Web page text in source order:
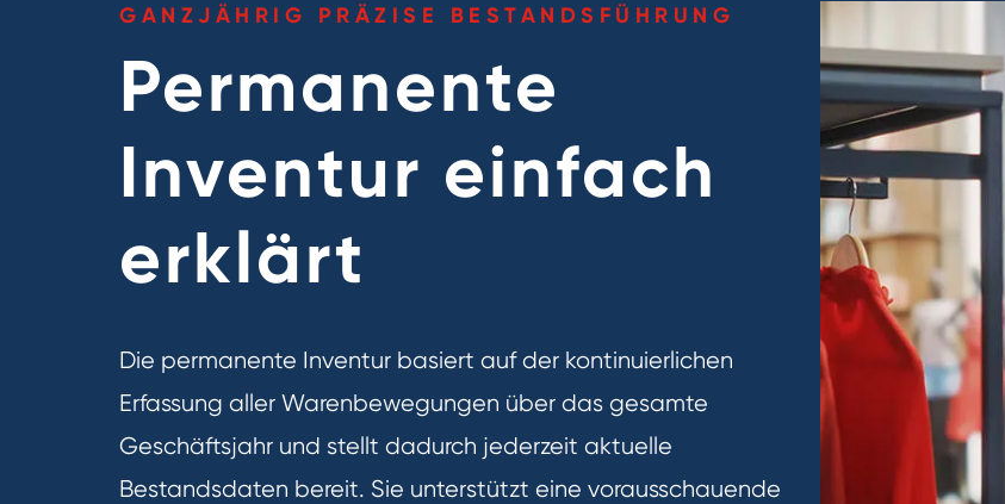
GANZJÄHRIG PRÄZISE BESTANDSFÜHRUNG
Permanente
Inventur einfach
erklärt
Die permanente Inventur basiert auf der kontinuierlichen
Erfassung aller Warenbewegungen über das gesamte
Geschäftsjahr und stellt dadurch jederzeit aktuelle
Bestandsdaten bereit. Sie unterstützt eine vorausschauende